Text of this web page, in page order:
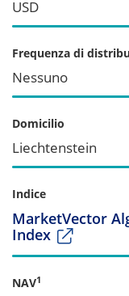
USD
Frequenza di
Nessuno
Domicilio
Liechtenstein
Indice
MarketVector
Index
NAV1